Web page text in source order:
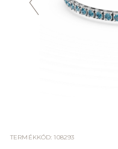
TERMÉKKÓD:108293